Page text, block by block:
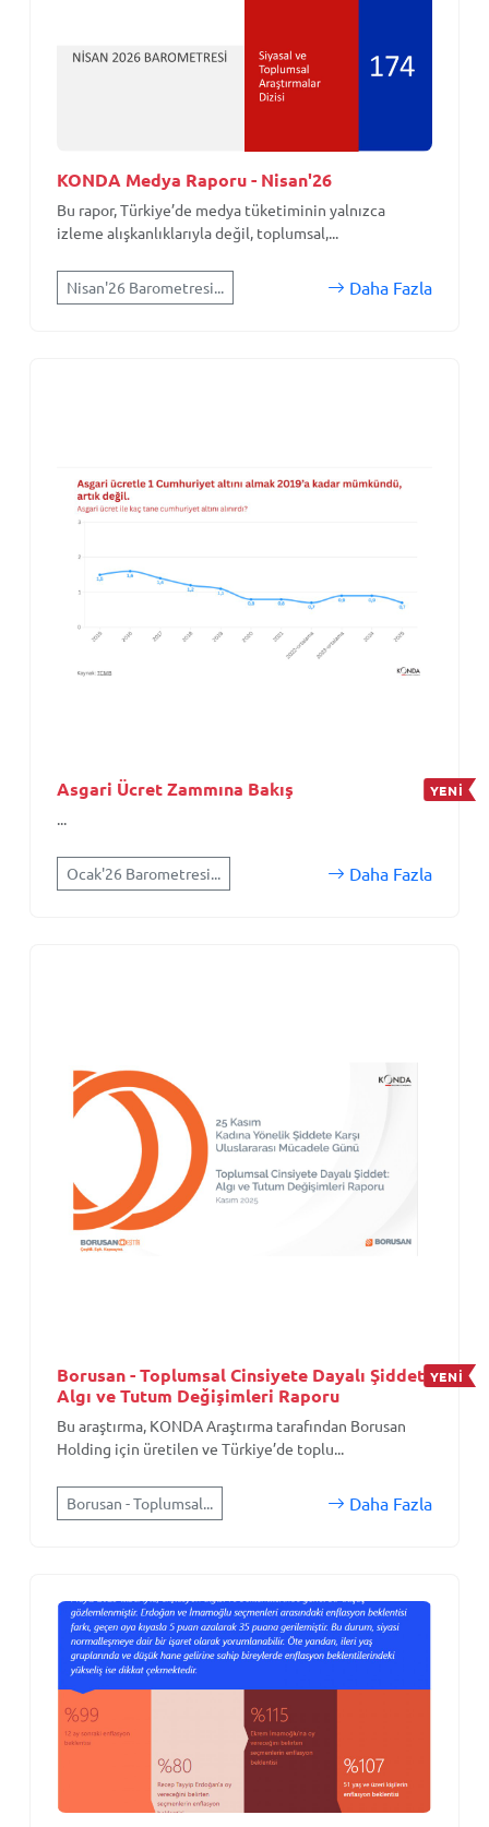
KONDA Medya Raporu - Nisan'26
Bu rapor, Türkiye’de medya tüketiminin yalnızca
izleme alışkanlıklarıyla değil, toplumsal,...
Nisan'26 Barometresi... Daha Fazla
Asgari Ücret Zammına Bakış YENİ
...
Ocak'26 Barometresi... Daha Fazla
Borusan - Toplumsal Cinsiyete Dayalı Şiddet:
Algı ve Tutum Değişimleri Raporu
YENİ
Bu araştırma, KONDA Araştırma tarafından Borusan
Holding için üretilen ve Türkiye’de toplu...
Borusan - Toplumsal... Daha Fazla